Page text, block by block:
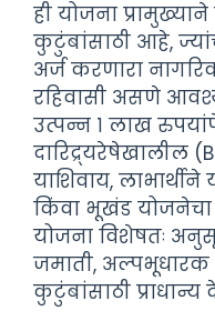
ही योजना
कुटुंबांसाठी आहे,
अर्ज करणारा नागरिक
रहिवासी असणे
उत्पन्न १ लाख
दारिद्र्यरेषेखालील
याशिवाय,
किंवा भूखंड
योजना विशेषतः
जमाती, अल्पभूधारक
कुटुंबांसाठी प्राधान्य